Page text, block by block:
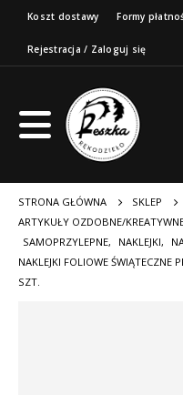
Koszt dostawy Formy
Rejestracja / Zaloguj się
STRONA GŁÓWNA
SKLEP
ARTYKUŁY OZDOBNE/
SAMOPRZYLEPNE, NAKLEJKI,
NAKLEJKI FOLIOWE ŚWIĄTECZNE
SZT.